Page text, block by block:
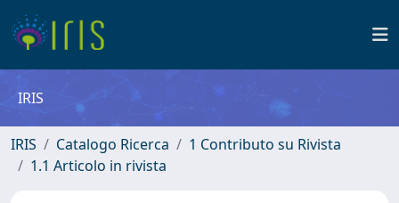
IRIS
IRIS Catalogo Ricerca
1 Contributo su Rivista
1.1 Articolo in rivista